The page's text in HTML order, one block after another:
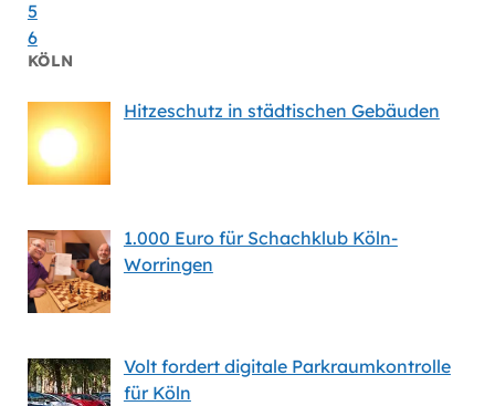
5
6
KÖLN
Hitzeschutz in städtischen Gebäuden
1.000 Euro für Schachklub Köln-
Worringen
Volt fordert digitale Parkraumkontrolle
für Köln